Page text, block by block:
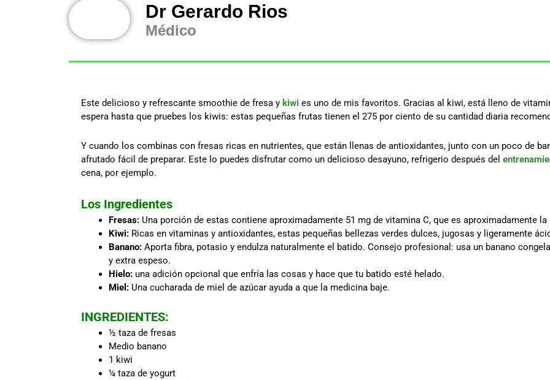
Dr Gerardo Rios
Médico
Este delicioso y refrescante smoothie de fresa y kiwi es uno de mis favoritos. Gracias al kiwi, está lleno de
espera hasta que pruebes los kiwis: estas pequeñas frutas tienen el 275 por ciento de su cantidad diaria
Y cuando los combinas con fresas ricas en nutrientes, que están llenas de antioxidantes, junto con un poco de
afrutado fácil de preparar. Este lo puedes disfrutar como un delicioso desayuno, refrigerio después del
cena, por ejemplo.
Los Ingredientes
Fresas: Una porción de estas contiene aproximadamente 51 mg de vitamina C, que es aproximadamente
Kiwi: Ricas en vitaminas y antioxidantes, estas pequeñas bellezas verdes dulces, jugosas y ligeramente
Banano: Aporta fibra, potasio y endulza naturalmente el batido. Consejo profesional: usa un banano
y extra espeso.
Hielo: una adición opcional que enfría las cosas y hace que tu batido esté helado.
Miel: Una cucharada de miel de azúcar ayuda a que la medicina baje.
INGREDIENTES:
½ taza de fresas
Medio banano
1 kiwi
¼ taza de yogurt